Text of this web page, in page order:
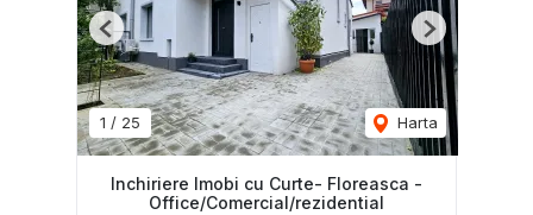
1 / 25 Harta
Previous Next
Inchiriere Imobi cu Curte- Floreasca -
Office/Comercial/rezidential